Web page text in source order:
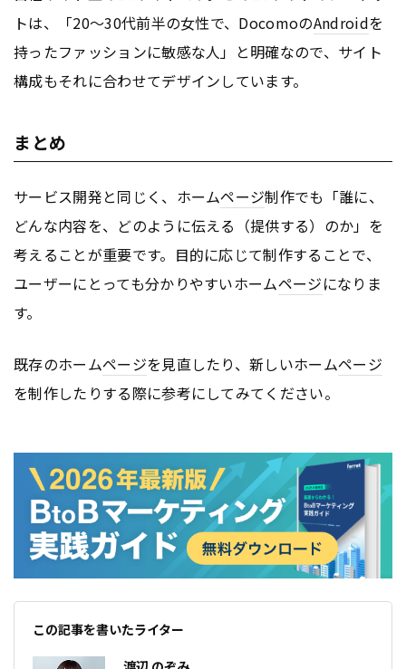
トは、「20〜30代前半の女性で、DocomoのAndroidを
持ったファッションに敏感な人」と明確なので、サイト
構成もそれに合わせてデザインしています。
まとめ
サービス開発と同じく、ホームページ制作でも「誰に、
どんな内容を、どのように伝える（提供する）のか」を
考えることが重要です。目的に応じて制作することで、
ユーザーにとっても分かりやすいホームページになりま
す。
既存のホームページを見直したり、新しいホームページ
を制作したりする際に参考にしてみてください。
この記事を書いたライター